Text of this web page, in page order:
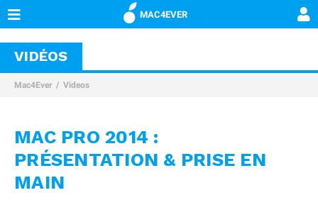
MAC4EVER
VIDÉOS
Mac4Ever Videos
MAC PRO 2014 :
PRÉSENTATION & PRISE EN
MAIN